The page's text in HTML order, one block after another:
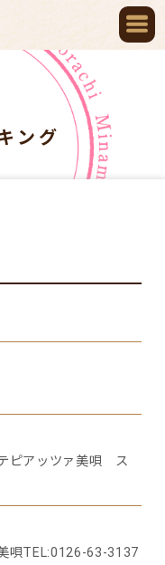
ング
ピアッツァ美唄 ス
唄TEL:0126-63-3137